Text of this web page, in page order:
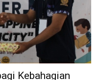
Kebahagian